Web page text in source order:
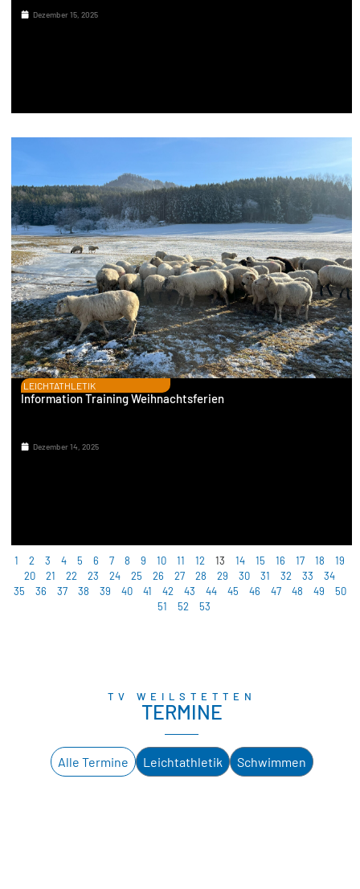
Dezember 15, 2025
LEICHTATHLETIK
Information Training Weihnachtsferien
Dezember 14, 2025
1 2 3 4 5 6 7 8 9 10 11 12 13 14 15 16 17 18
19
20
21 22 23 24 25 26 27 28 29 30 31 32 33
34
35
36 37 38 39 40 41 42 43 44 45 46 47 48 49
50
51
52 53
TV WEILSTETTEN
TERMINE
Leichtathletik Schwimmen
Alle Termine